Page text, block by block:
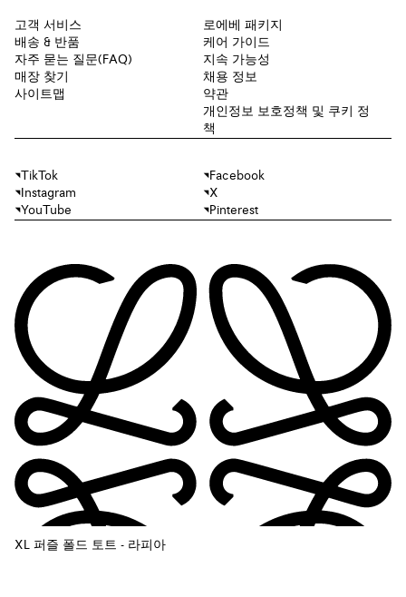
XL 퍼즐 폴드 토트 - 라피아
고객 서비스
배송 & 반품
자주 묻는 질문(FAQ)
매장 찾기
사이트맵
로에베 패키지
케어 가이드
지속 가능성
채용 정보
약관
개인정보 보호정책 및 쿠키 정
책
TikTok
Facebook
Instagram
X
YouTube
Pinterest